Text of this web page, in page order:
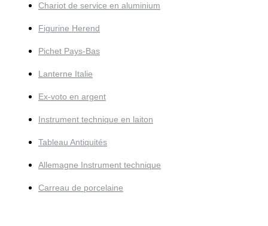
Chariot de service en aluminium
Figurine Herend
Pichet Pays-Bas
Lanterne Italie
Ex-voto en argent
Instrument technique en laiton
Tableau Antiquités
Allemagne Instrument technique
Carreau de porcelaine